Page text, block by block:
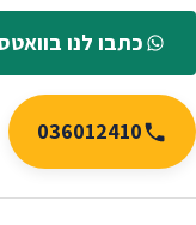
כתבו לנו
036012410